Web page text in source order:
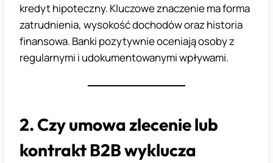
kredyt hipoteczny. Kluczowe znaczenie ma forma
zatrudnienia, wysokość dochodów oraz historia
finansowa. Banki pozytywnie oceniają osoby z
regularnymi i udokumentowanymi wpływami.
2. Czy umowa zlecenie lub
kontrakt B2B wyklucza